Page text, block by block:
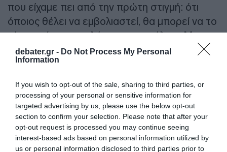
debater.gr - Do Not Process My Personal
Information
If you wish to opt-out of the sale, sharing to third parties, or
processing of your personal or sensitive information for
targeted advertising by us, please use the below opt-out
section to confirm your selection. Please note that after your
opt-out request is processed you may continue seeing
interest-based ads based on personal information utilized by
us or personal information disclosed to third parties prior to
που είχαμε πει από την πρώτη στιγμή: ότι
όποιος θέλει να εμβολιαστεί, θα μπορεί να το
κάνει γρήγορα, απλά και με ασφάλεια. Με τη
συμμετοχή των πολιτών, μπορούμε να
φτάσουμε ταχύτερα από τον ευρωπαϊκό
συνεπάγονται ένα επαρκές τείχος ανοσίας.
Ερ.: Περίπου πόσα